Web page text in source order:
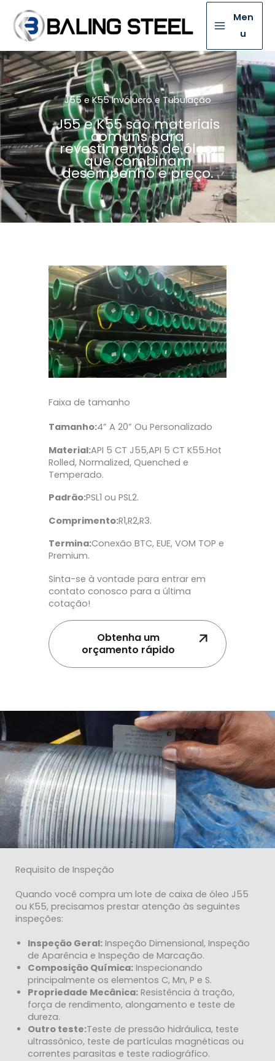
Men
u
J55 e K55 Invólucro e Tubulação
J55 e K55 são materiais
comuns para
revestimentos de óleo,
que combinam
desempenho e preço.
Faixa de tamanho
Tamanho:4” A 20” Ou Personalizado
Material:API 5 CT J55,API 5 CT K55.Hot
Rolled, Normalized, Quenched e
Temperado.
Padrão:PSL1 ou PSL2.
Comprimento:R1,R2,R3.
Termina:Conexão BTC, EUE, VOM TOP e
Premium.
Sinta-se à vontade para entrar em
contato conosco para a última
cotação!
Obtenha um
orçamento rápido
Requisito de Inspeção
Quando você compra um lote de caixa de óleo J55
ou K55, precisamos prestar atenção às seguintes
inspeções:
Inspeção Geral: Inspeção Dimensional, Inspeção
de Aparência e Inspeção de Marcação.
Composição Química: Inspecionando
principalmente os elementos C, Mn, P e S.
Propriedade Mecânica: Resistência à tração,
força de rendimento, alongamento e teste de
dureza.
Outro teste:Teste de pressão hidráulica, teste
ultrassônico, teste de partículas magnéticas ou
correntes parasitas e teste radiográfico.